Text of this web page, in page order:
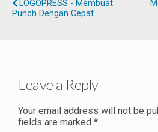
LOGOPRESS - Membuat
Punch Dengan Cepat
Leave a Reply
Your email address will not be
fields are marked *